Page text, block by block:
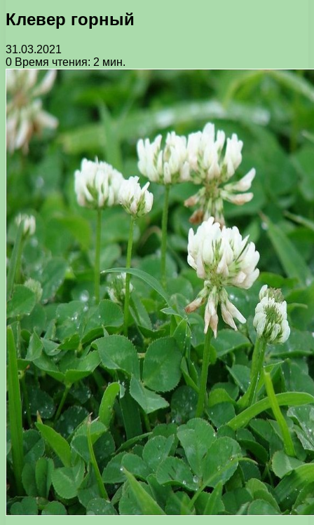
Клевер горный
31.03.2021
0 Время чтения: 2 мин.